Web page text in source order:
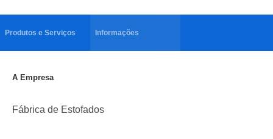
Produtos e Serviços Informações
A Empresa
Fábrica de Estofados